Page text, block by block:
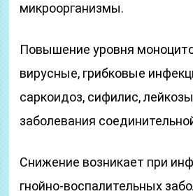
микроорганизмы.
Повышение уровня
вирусные, грибковые
саркоидоз, сифилис,
заболевания
Снижение возникает при
гнойно-воспалительных